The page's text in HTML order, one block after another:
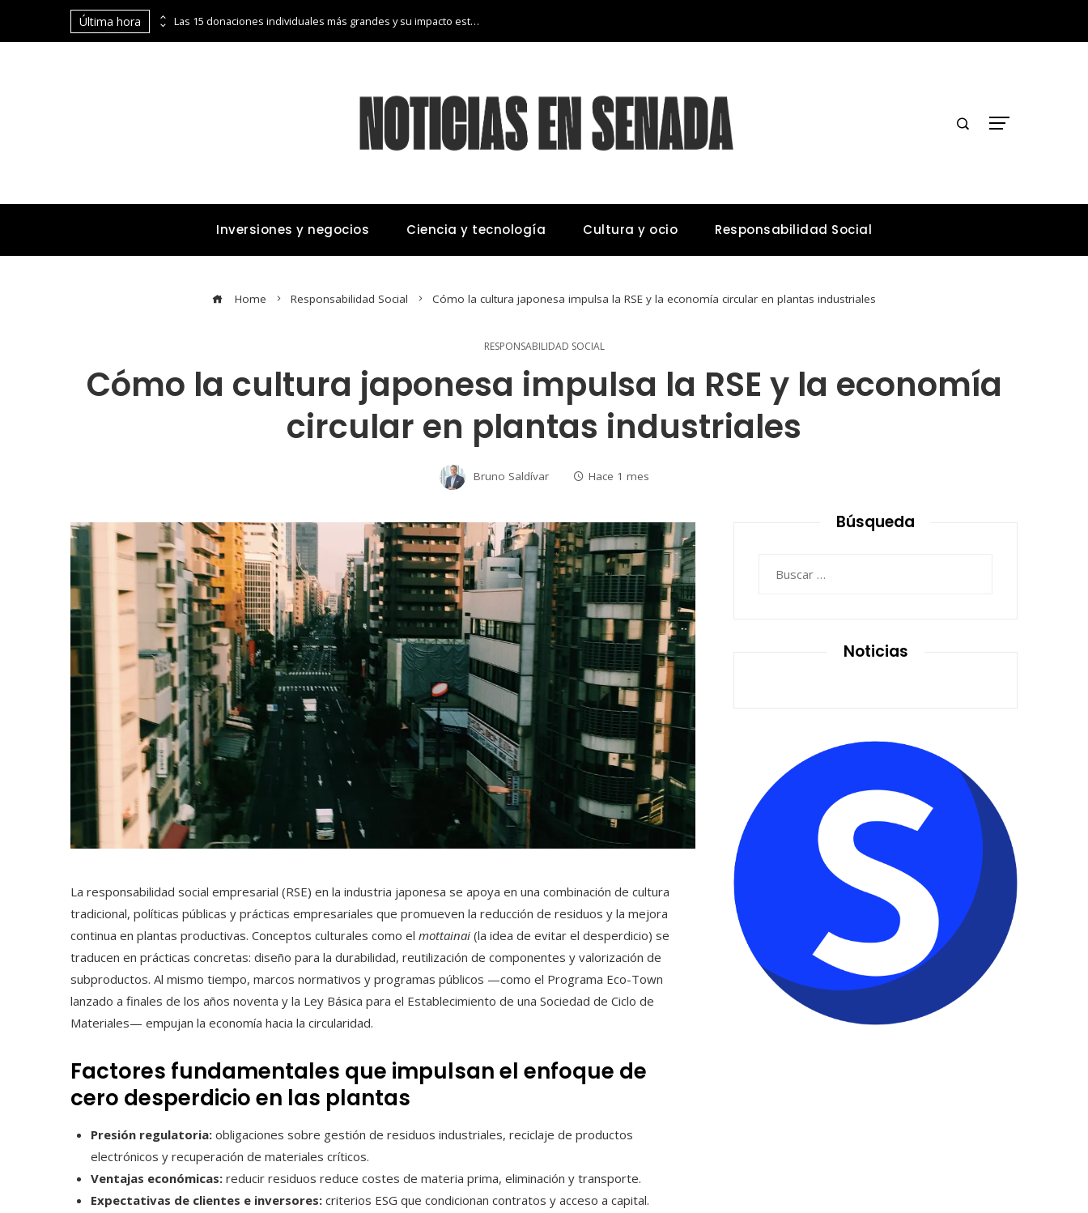
Última hora Las 15 donaciones individuales más grandes y su impacto estructural en sistemas educativos y sanitarios
Inversiones y negocios Ciencia y tecnología Cultura y ocio Responsabilidad Social
Home Responsabilidad Social Cómo la cultura japonesa impulsa la RSE y la economía circular en plantas industriales
RESPONSABILIDAD SOCIAL
Cómo la cultura japonesa impulsa la RSE y la economía
circular en plantas industriales
Bruno Saldívar Hace 1 mes
La responsabilidad social empresarial (RSE) en la industria japonesa se apoya en una combinación de cultura
tradicional, políticas públicas y prácticas empresariales que promueven la reducción de residuos y la mejora
continua en plantas productivas. Conceptos culturales como el mottainai (la idea de evitar el desperdicio) se
traducen en prácticas concretas: diseño para la durabilidad, reutilización de componentes y valorización de
subproductos. Al mismo tiempo, marcos normativos y programas públicos —como el Programa Eco-Town
lanzado a finales de los años noventa y la Ley Básica para el Establecimiento de una Sociedad de Ciclo de
Materiales— empujan la economía hacia la circularidad.
Factores fundamentales que impulsan el enfoque de
cero desperdicio en las plantas
Presión regulatoria: obligaciones sobre gestión de residuos industriales, reciclaje de productos
electrónicos y recuperación de materiales críticos.
Ventajas económicas: reducir residuos reduce costes de materia prima, eliminación y transporte.
Expectativas de clientes e inversores: criterios ESG que condicionan contratos y acceso a capital.
Búsqueda
Noticias